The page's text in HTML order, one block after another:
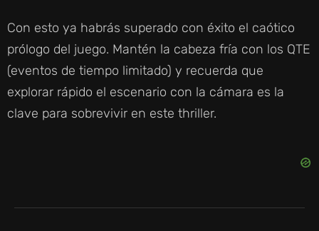
Con esto ya habrás superado con éxito el caótico
prólogo del juego. Mantén la cabeza fría con los QTE
(eventos de tiempo limitado) y recuerda que
explorar rápido el escenario con la cámara es la
clave para sobrevivir en este thriller.